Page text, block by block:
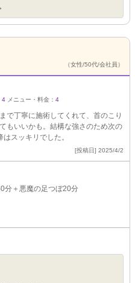
（女性/50代/会社員）
4 メニュー・料金： 4
で丁寧に施術してくれて、首のこり
もいいかも。結構な強さのため次の
スッキリでした。
[投稿日] 2025/4/2
分＋悪魔の足つぼ20分